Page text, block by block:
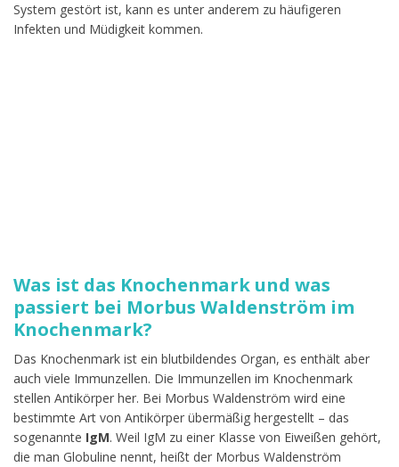
System gestört ist, kann es unter anderem zu häufigeren
Infekten und Müdigkeit kommen.
Was ist das Knochenmark und was
passiert bei Morbus Waldenström im
Knochenmark?
Das Knochenmark ist ein blutbildendes Organ, es enthält aber
auch viele Immunzellen. Die Immunzellen im Knochenmark
stellen Antikörper her. Bei Morbus Waldenström wird eine
bestimmte Art von Antikörper übermäßig hergestellt – das
sogenannte IgM. Weil IgM zu einer Klasse von Eiweißen gehört,
die man Globuline nennt, heißt der Morbus Waldenström